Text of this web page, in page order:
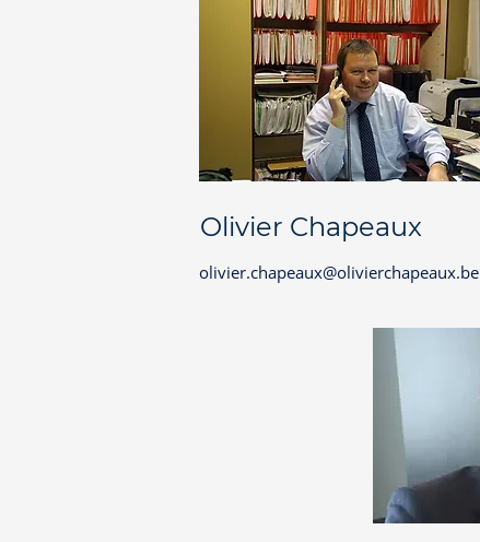
Olivier Chapeaux
olivier.chapeaux@olivierchapeaux.be